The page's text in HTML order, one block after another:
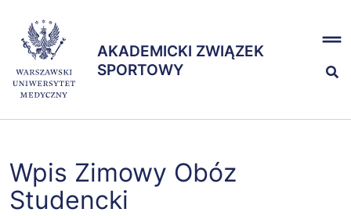
treści
AKADEMICKI ZWIĄZEK
SPORTOWY
x
SPORTOWY
Zespół
Wpis Zimowy Obóz
Studencki